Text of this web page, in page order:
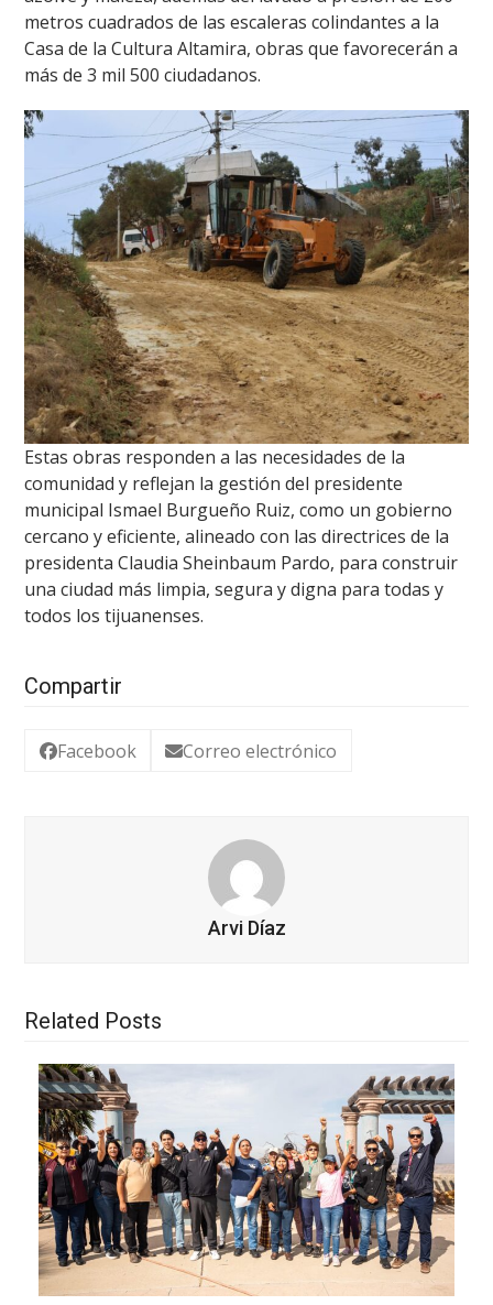
metros cuadrados de las escaleras colindantes a la
Casa de la Cultura Altamira, obras que favorecerán a
más de 3 mil 500 ciudadanos.
Estas obras responden a las necesidades de la
comunidad y reflejan la gestión del presidente
municipal Ismael Burgueño Ruiz, como un gobierno
cercano y eficiente, alineado con las directrices de la
presidenta Claudia Sheinbaum Pardo, para construir
una ciudad más limpia, segura y digna para todas y
todos los tijuanenses.
Compartir
Facebook Correo electrónico
Arvi Díaz
Related Posts